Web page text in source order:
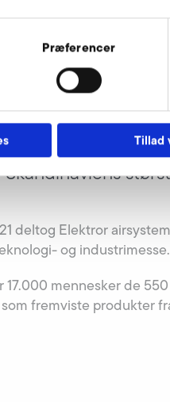
Præferencer
Tillad
deltog Elektror
og industrimesse.
mennesker de
fremviste produkter